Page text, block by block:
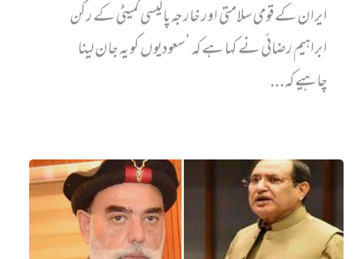
ایران کے قومی سلامتی اور خارجہ پالیسی کمیٹی کے رکن
ابراہیم رضائی نے کہا ہے کہ ’سعودیوں کو یہ جان لینا
چاہیے کہ...